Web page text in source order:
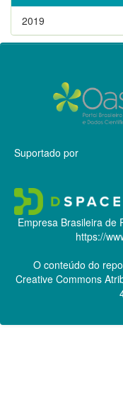
2019
Suportado por
Empresa Brasileira de
https://
O conteúdo do
Creative Commons